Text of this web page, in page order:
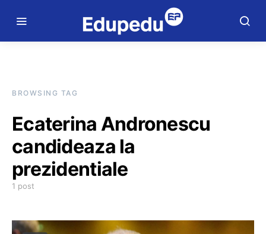
BROWSING TAG
Ecaterina Andronescu
candideaza la
prezidentiale
1 post